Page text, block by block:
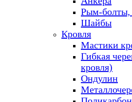
Рым-болты,
Шайбы
Кровля
Мастики
Гибкая
кровля)
Ондулин